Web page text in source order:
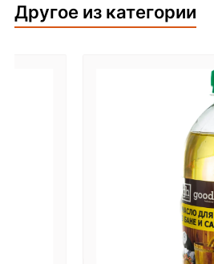
Другое из категории